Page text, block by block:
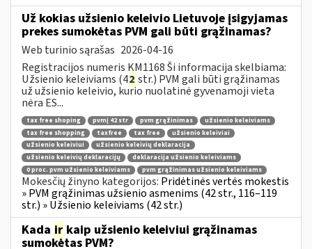
Už kokias užsienio keleivio Lietuvoje įsigyjamas
prekes sumokėtas PVM gali būti grąžinamas?
Web turinio sąrašas 2026-04-16
Registracijos numeris KM1168 Ši informacija skelbiama:
Užsienio keleiviams (42 str.) PVM gali būti grąžinamas
už užsienio keleivio, kurio nuolatinė gyvenamoji vieta
nėra ES...
tax free shoping pvmį 42 str pvm grąžinimas
užsienio keleiviams
tax free shopping
taxfree tax free
užsienio keleiviai
užsienio keleiviui
užsienio keleivių deklaracija
užsienio keleivių deklaracijų
deklaracija užsienio keleiviams
0 proc. pvm užsienio keleiviams
pvm grąžinimas užsienio keleiviams
Mokesčių žinyno kategorijos: Pridėtinės vertės mokestis
» PVM grąžinimas užsienio asmenims (42 str., 116–119
str.) » Užsienio keleiviams (42 str.)
Kada ir kaip užsienio keleiviui grąžinamas
sumokėtas PVM?